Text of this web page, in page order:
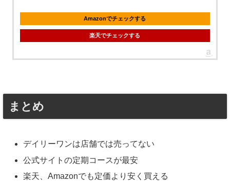
Amazonでチェックする
楽天でチェックする
まとめ
デイリーワンは店舗では売ってない
公式サイトの定期コースが最安
楽天、Amazonでも定価より安く買える